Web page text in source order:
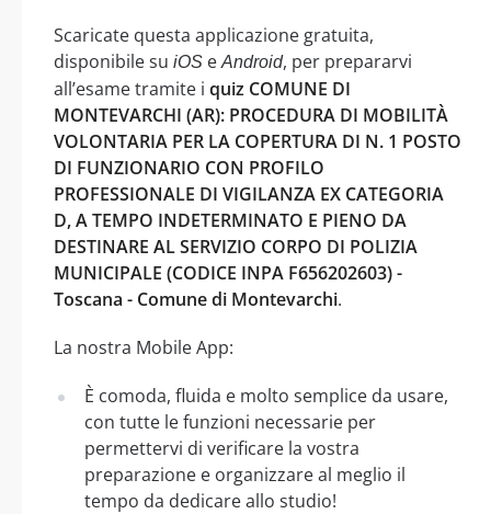
Scaricate questa applicazione gratuita,
disponibile su iOS eAndroid, per prepararvi
all’esame tramite i quiz COMUNE DI
MONTEVARCHI (AR): PROCEDURA DI MOBILITÀ
VOLONTARIA PER LA COPERTURA DI N. 1 POSTO
DI FUNZIONARIO CON PROFILO
PROFESSIONALE DI VIGILANZA EX CATEGORIA
D, A TEMPO INDETERMINATO E PIENO DA
DESTINARE AL SERVIZIO CORPO DI POLIZIA
MUNICIPALE (CODICE INPA F656202603) -
Toscana - Comune di Montevarchi.
La nostra Mobile App:
È comoda, fluida e molto semplice da usare,
con tutte le funzioni necessarie per
permettervi di verificare la vostra
preparazione e organizzare al meglio il
tempo da dedicare allo studio!